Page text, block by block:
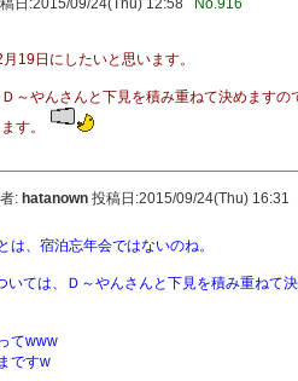
日:2015/09/24(Thu) 12:58 No.916
19日にしたいと思います。
～やんさんと下見を積み重ねて決めますの
す。
:hatanown 投稿日:2015/09/24(Thu) 16:31
は、宿泊忘年会ではないのね。
いては、Ｄ～やんさんと下見を積み重ねて
てwww
ですw